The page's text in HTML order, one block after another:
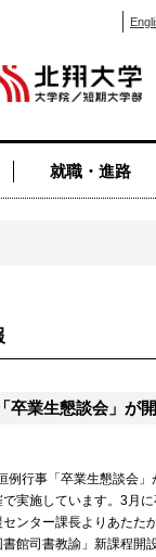
就職・進路
卒業生懇談会」が
例行事「卒業生懇談会
実施しています。3月
ンター課長よりあた
館司書教諭」新課程開